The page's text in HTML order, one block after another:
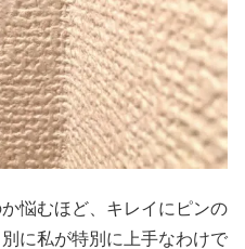
悩むほど、キレイにピンの
に私が特別に上手なわけで